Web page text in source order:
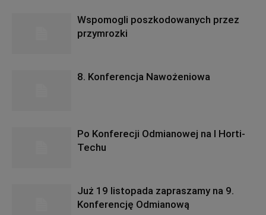
Wspomogli poszkodowanych przez
przymrozki
8. Konferencja Nawożeniowa
Po Konferecji Odmianowej na I Horti-
Techu
Już 19 listopada zapraszamy na 9.
Konferencję Odmianową